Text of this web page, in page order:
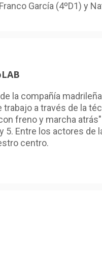
García (4ºD1) y
la compañía
a través de la
freno y marcha
5. Entre los actores
centro.